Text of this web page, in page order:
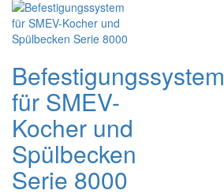
Befestigungssystem
für SMEV-
Kocher und
Spülbecken
Serie 8000